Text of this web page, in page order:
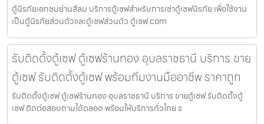
ตู้นิรภัยเอกชนย่านสีลม บริการตู้เซฟสำหรับการเช่าตู้เซฟนิรภัย เพื่อใช้งาน
เป็นตู้นิรภัยส่วนตัวและตู้เซฟส่วนตัว ตู้เซฟ.com
รับติดตั้งตู้เซฟ ตู้เซฟร้านทอง อุบลราชธานี บริการ ขาย
ตู้เซฟ รับติดตั้งตู้เซฟ พร้อมทีมงานมืออาชีพ ราคาถูก
รับติดตั้งตู้เซฟ ตู้เซฟร้านทอง อุบลราชธานี บริการ ขายตู้เซฟ รับติดตั้งตู้
เซฟ ติดต่อสอบถามได้ตลอด พร้อมให้บริการทั่วไทย ร